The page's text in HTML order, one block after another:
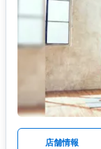
店舗情報